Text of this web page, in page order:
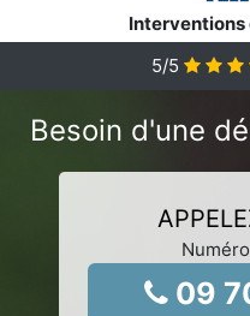
Interventions
5/5
Besoin d'une
09